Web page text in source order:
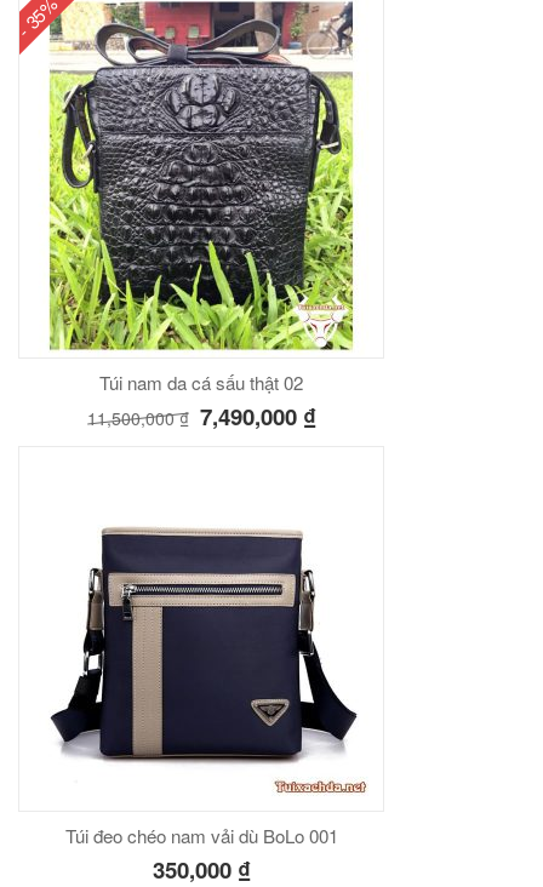
- 35%
Túi nam da cá sấu thật 02
11,500,000₫ 7,490,000 ₫
Túi đeo chéo nam vải dù BoLo 001
350,000 ₫